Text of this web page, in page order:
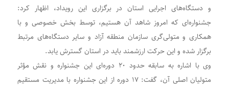
و دستگاه‌های اجرایی استان در برگزاری این رویداد، اظهار کرد:
جشنواره‌ای که امروز شاهد آن هستیم، توسط بخش خصوصی و با
همکاری و متولی‌گری سازمان منطقه آزاد و سایر دستگاه‌های مرتبط
برگزار شده و این حرکت ارزشمند باید در استان گسترش یابد.
وی با اشاره به سابقه حدود ۲۰ دوره‌ای این جشنواره و نقش مؤثر
متولیان اصلی آن، گفت: ۱۷ دوره از این جشنواره با مدیریت مستقیم